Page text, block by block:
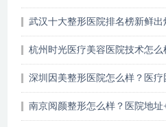
武汉十大整形医院排名榜新鲜
杭州时光医疗美容医院技术怎
深圳因美整形医院怎么样？医
南京阅颜整形怎么样？医院地